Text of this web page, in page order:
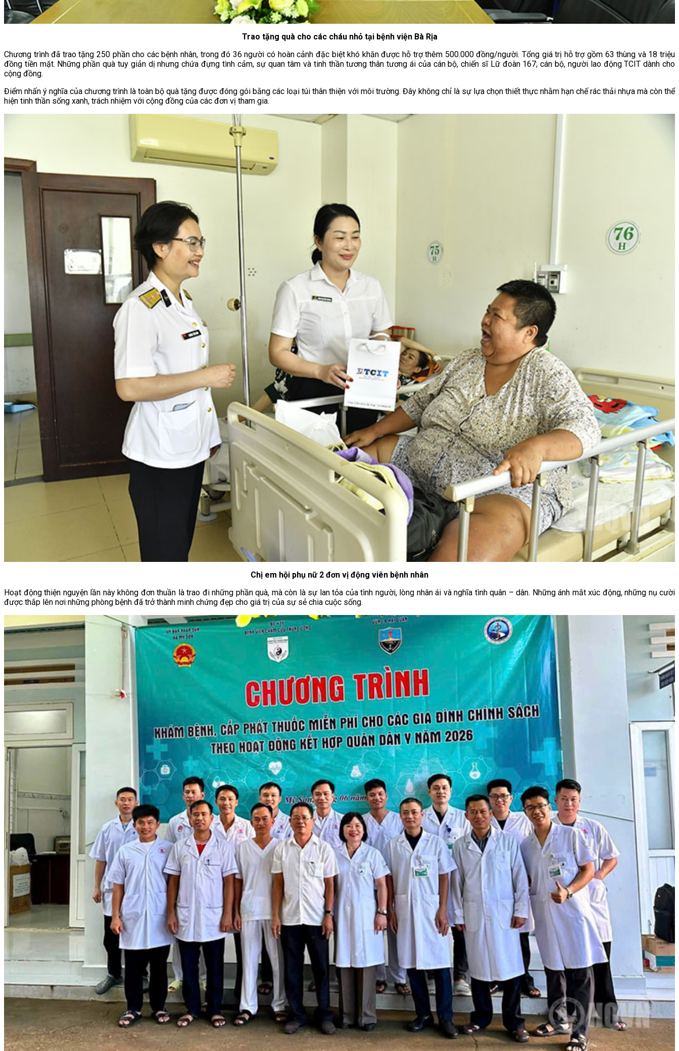
Trao tặng quà cho các cháu nhỏ tại bệnh viện Bà Rịa
Chương trình đã trao tặng 250 phần cho các bệnh nhân, trong đó 36 người có hoàn cảnh đặc biệt khó khăn được hỗ trợ thêm 500.000 đồng/người. Tổng giá trị hỗ trợ gồm 63 thùng và 18 triệu
đồng tiền mặt. Những phần quà tuy giản dị nhưng chứa đựng tình cảm, sự quan tâm và tinh thần tương thân tương ái của cán bộ, chiến sĩ Lữ đoàn 167; cán bộ, người lao động TCIT dành cho
cộng đồng.
Điểm nhấn ý nghĩa của chương trình là toàn bộ quà tặng được đóng gói bằng các loại túi thân thiện với môi trường. Đây không chỉ là sự lựa chọn thiết thực nhằm hạn chế rác thải nhựa mà còn thể
hiện tinh thần sống xanh, trách nhiệm với cộng đồng của các đơn vị tham gia.
Chị em hội phụ nữ 2 đơn vị động viên bệnh nhân
Hoạt động thiện nguyện lần này không đơn thuần là trao đi những phần quà, mà còn là sự lan tỏa của tình người, lòng nhân ái và nghĩa tình quân – dân. Những ánh mắt xúc động, những nụ cười
được thắp lên nơi những phòng bệnh đã trở thành minh chứng đẹp cho giá trị của sự sẻ chia cuộc sống.